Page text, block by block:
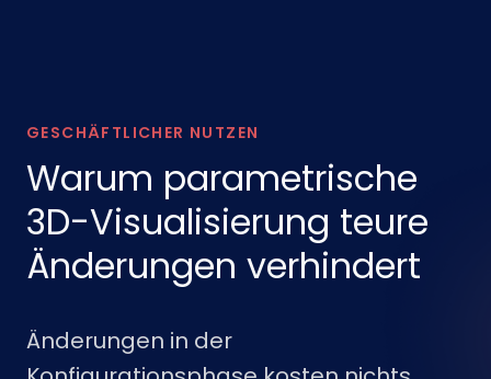
GESCHÄFTLICHER NUTZEN
Warum parametrische
3D-Visualisierung teure
Änderungen verhindert
Änderungen in der